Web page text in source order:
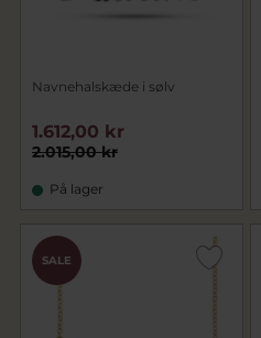
Navnehalskæde i sølv
2.015,00 kr
1.612,00 kr
På lager
SALE